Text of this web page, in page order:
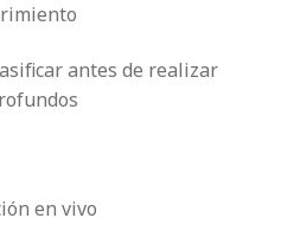
antes de realizar
en vivo